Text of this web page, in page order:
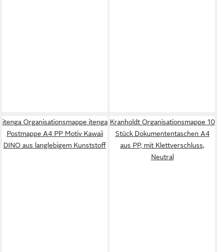
itenga Organisationsmappe itenga
Postmappe A4 PP Motiv Kawaii
DINO aus langlebigem Kunststoff
Kranholdt Organisationsmappe 10
Stück Dokumententaschen A4
aus PP, mit Klettverschluss,
Neutral